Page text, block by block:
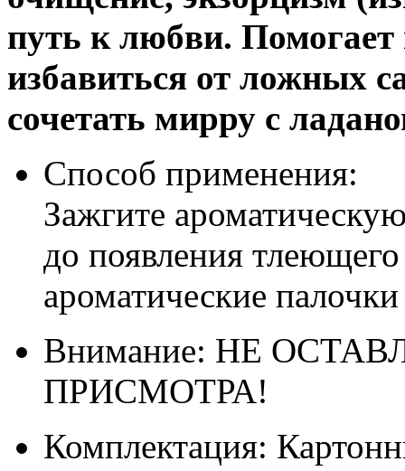
путь к любви.
избавиться от ложных
сочетать мирру с
Способ применения:
Зажгите
до появления
ароматические
Внимание: НЕ
ПРИСМОТРА!
Комплектация: